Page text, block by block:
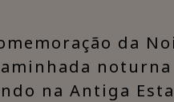
da
na Antiga